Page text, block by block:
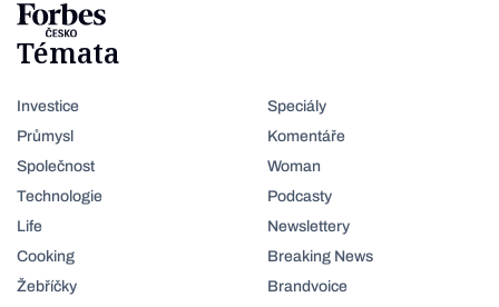
Témata
Investice
Průmysl
Společnost
Technologie
Life
Cooking
Žebříčky
Speciály
Komentáře
Woman
Podcasty
Newslettery
Breaking News
Brandvoice